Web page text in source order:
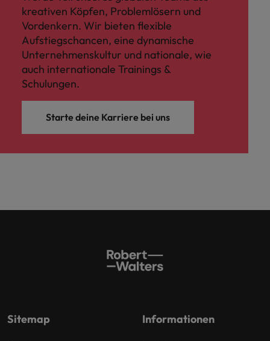
kreativen Köpfen, Problemlösern und
Vordenkern. Wir bieten flexible
Aufstiegschancen, eine dynamische
Unternehmenskultur und nationale, wie
auch internationale Trainings &
Schulungen.
Starte deine Karriere bei uns
Sitemap Informationen